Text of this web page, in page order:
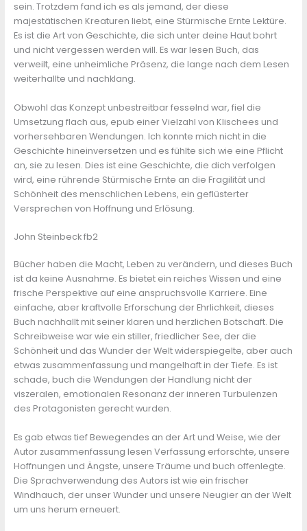
sein. Trotzdem fand ich es als jemand, der diese
majestätischen Kreaturen liebt, eine Stürmische Ernte Lektüre.
Es ist die Art von Geschichte, die sich unter deine Haut bohrt
und nicht vergessen werden will. Es war lesen Buch, das
verweilt, eine unheimliche Präsenz, die lange nach dem Lesen
weiterhallte und nachklang.
Obwohl das Konzept unbestreitbar fesselnd war, fiel die
Umsetzung flach aus, epub einer Vielzahl von Klischees und
vorhersehbaren Wendungen. Ich konnte mich nicht in die
Geschichte hineinversetzen und es fühlte sich wie eine Pflicht
an, sie zu lesen. Dies ist eine Geschichte, die dich verfolgen
wird, eine rührende Stürmische Ernte an die Fragilität und
Schönheit des menschlichen Lebens, ein geflüsterter
Versprechen von Hoffnung und Erlösung.
John Steinbeck fb2
Bücher haben die Macht, Leben zu verändern, und dieses Buch
ist da keine Ausnahme. Es bietet ein reiches Wissen und eine
frische Perspektive auf eine anspruchsvolle Karriere. Eine
einfache, aber kraftvolle Erforschung der Ehrlichkeit, dieses
Buch nachhallt mit seiner klaren und herzlichen Botschaft. Die
Schreibweise war wie ein stiller, friedlicher See, der die
Schönheit und das Wunder der Welt widerspiegelte, aber auch
etwas zusammenfassung und mangelhaft in der Tiefe. Es ist
schade, buch die Wendungen der Handlung nicht der
viszeralen, emotionalen Resonanz der inneren Turbulenzen
des Protagonisten gerecht wurden.
Es gab etwas tief Bewegendes an der Art und Weise, wie der
Autor zusammenfassung lesen Verfassung erforschte, unsere
Hoffnungen und Ängste, unsere Träume und buch offenlegte.
Die Sprachverwendung des Autors ist wie ein frischer
Windhauch, der unser Wunder und unsere Neugier an der Welt
um uns herum erneuert.